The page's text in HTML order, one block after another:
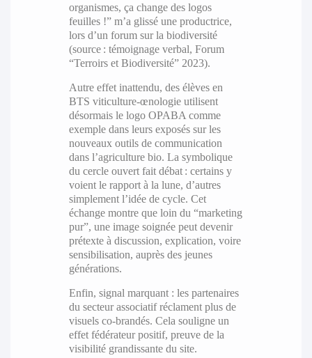
organismes, ça change des logos
feuilles !” m’a glissé une productrice,
lors d’un forum sur la biodiversité
(source : témoignage verbal, Forum
“Terroirs et Biodiversité” 2023).
Autre effet inattendu, des élèves en
BTS viticulture-œnologie utilisent
désormais le logo OPABA comme
exemple dans leurs exposés sur les
nouveaux outils de communication
dans l’agriculture bio. La symbolique
du cercle ouvert fait débat : certains y
voient le rapport à la lune, d’autres
simplement l’idée de cycle. Cet
échange montre que loin du “marketing
pur”, une image soignée peut devenir
prétexte à discussion, explication, voire
sensibilisation, auprès des jeunes
générations.
Enfin, signal marquant : les partenaires
du secteur associatif réclament plus de
visuels co-brandés. Cela souligne un
effet fédérateur positif, preuve de la
visibilité grandissante du site.